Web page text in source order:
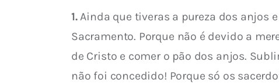
1. Ainda que tiveras a pureza dos anjos
Sacramento. Porque não é devido a
de Cristo e comer o pão dos anjos.
não foi concedido! Porque só os